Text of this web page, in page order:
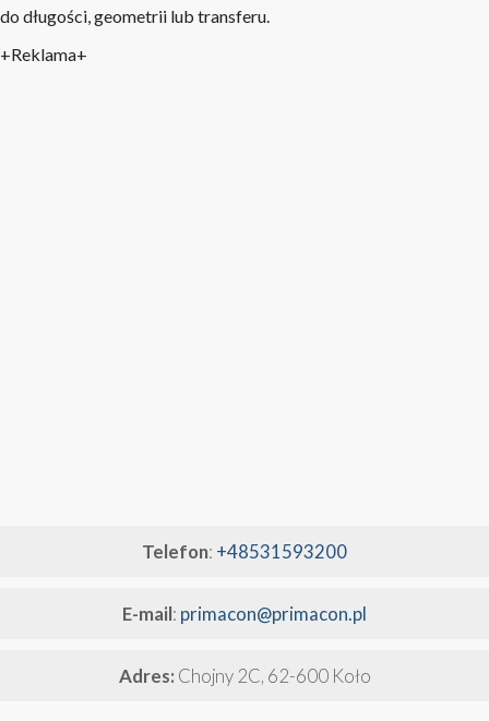
do długości, geometrii lub transferu.
+Reklama+
Telefon: +48531593200
E-mail: primacon@primacon.pl
Adres: Chojny 2C, 62-600 Koło